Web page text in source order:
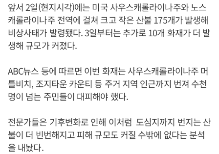
앞서 2일(현지시각)에는 미국 사우스캐롤라이나주와 노스
캐롤라이나주 전역에 걸쳐 크고 작은 산불 175개가 발생해
비상사태가 발령됐다. 3일부터는 추가로 10개 화재가 더 발
생해 규모가 커졌다.
ABC뉴스 등에 따르면 이번 화재는 사우스캐롤라이나주 머
틀비치, 조지타운 카운티 등 주거 지역 인근까지 번져 수천
명이 넘는 주민들이 대피해야 했다.
전문가들은 기후변화로 인해 이처럼 도심지까지 번지는 산
불이 더 빈번해지고 피해 규모도 커질 수밖에 없다는 분석
을 내놨다.